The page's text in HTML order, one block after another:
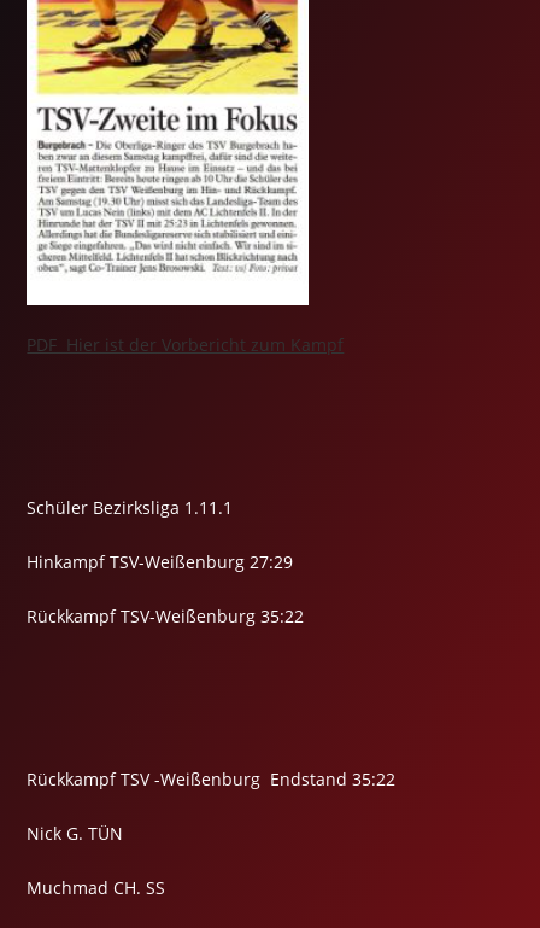
PDF Hier ist der Vorbericht zum Kampf
Schüler Bezirksliga 1.11.1
Hinkampf TSV-Weißenburg 27:29
Rückkampf TSV-Weißenburg 35:22
Rückkampf TSV -Weißenburg Endstand 35:22
Nick G. TÜN
Muchmad CH. SS